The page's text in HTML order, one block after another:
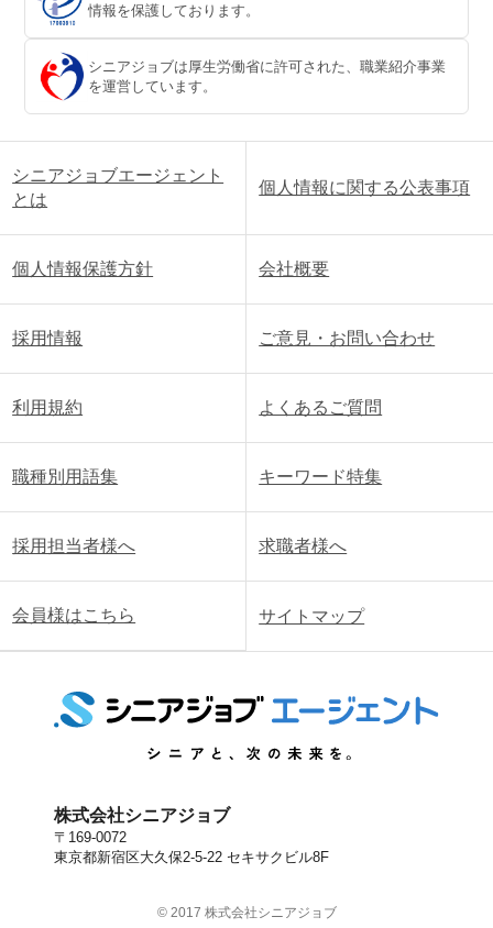
情報を保護しております。
シニアジョブは厚生労働省に許可された、職業紹介事業
を運営しています。
シニアジョブエージェント
とは
個人情報に関する公表事項
個人情報保護方針 会社概要
採用情報 ご意見・お問い合わせ
利用規約 よくあるご質問
職種別用語集 キーワード特集
採用担当者様へ 求職者様へ
会員様はこちら サイトマップ
株式会社シニアジョブ
〒169-0072
東京都新宿区大久保2-5-22 セキサクビル8F
© 2017 株式会社シニアジョブ